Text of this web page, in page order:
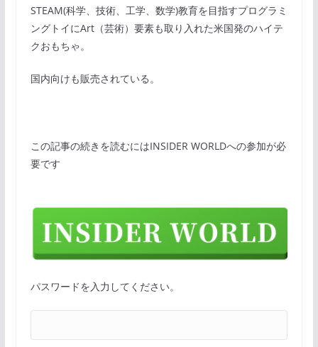
STEAM(科学、技術、工学、数学)教育を目指すプログラミ
ングトイにArt（芸術）要素も取り入れた米国発のハイテ
クおもちゃ。
国内向けも販売されている。
この記事の続きを読むにはINSIDER WORLDへの参加が必
要です
パスワードを入力してください。